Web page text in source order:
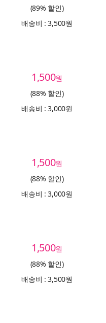
(89% 할인)
배송비 : 3,500원
1,500원
(88% 할인)
배송비 : 3,000원
1,500원
(88% 할인)
배송비 : 3,000원
1,500원
(88% 할인)
배송비 : 3,500원